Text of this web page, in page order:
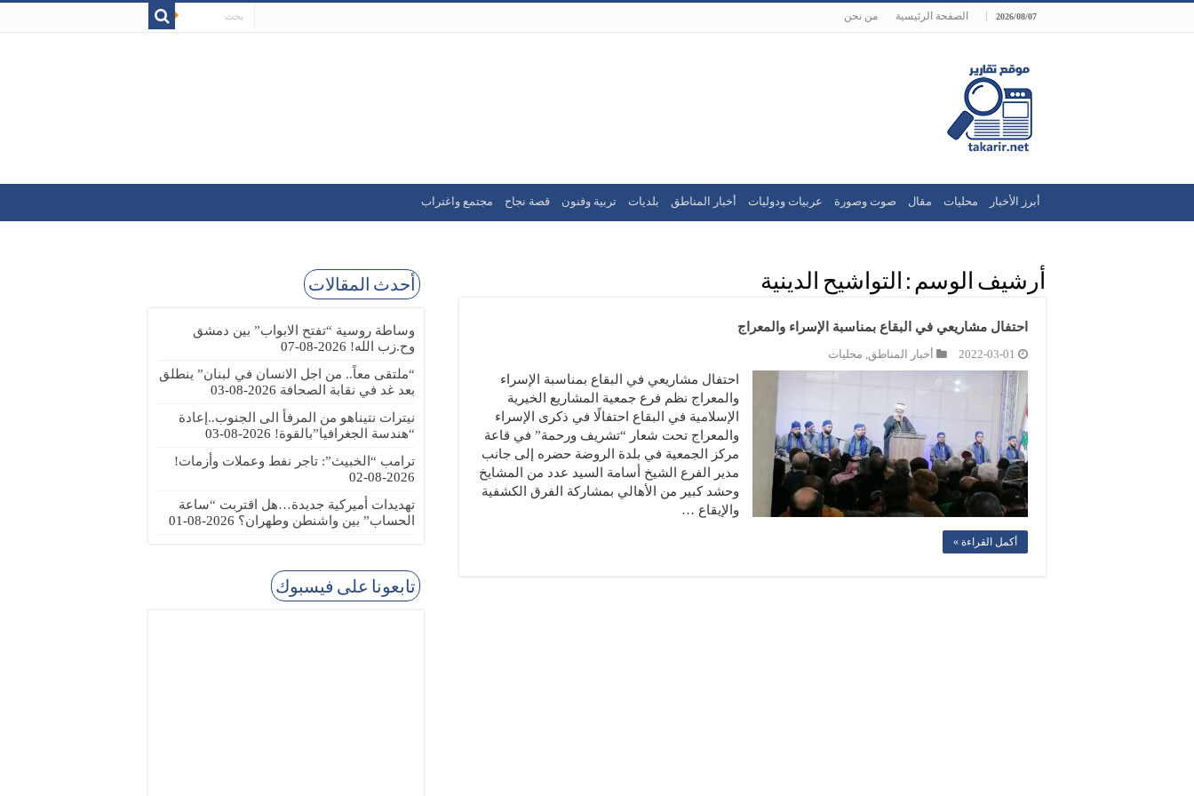
2026/08/07 الصفحة الرئيسية من نحن
أبرز الأخبار محليات مقال صوت وصورة عربيات ودوليات أخبار المناطق بلديات تربية وفنون قصة نجاح مجتمع واغتراب
أرشيف الوسم : التواشيح الدينية
احتفال مشاريعي في البقاع بمناسبة الإسراء والمعراج
2022-03-01 أخبار المناطق, محليات
احتفال مشاريعي في البقاع بمناسبة الإسراء
والمعراج نظم فرع جمعية المشاريع الخيرية
الإسلامية في البقاع احتفالًا في ذكرى الإسراء
والمعراج تحت شعار “تشريف ورحمة” في قاعة
مركز الجمعية في بلدة الروضة حضره إلى جانب
مدير الفرع الشيخ أسامة السيد عدد من المشايخ
وحشد كبير من الأهالي بمشاركة الفرق الكشفية
والإيقاع …
أكمل القراءة »
أحدث المقالات
وساطة روسية “تفتح الابواب” بين دمشق
وح.زب الله! 2026-08-07
“ملتقى معاً.. من اجل الانسان في لبنان” ينطلق
بعد غد في نقابة الصحافة 2026-08-03
نيترات نتيناهو من المرفأ الى الجنوب..إعادة
“هندسة الجغرافيا”بالقوة! 2026-08-03
ترامب “الخبيث”: تاجر نفط وعملات وأزمات!
2026-08-02
تهديدات أميركية جديدة…هل اقتربت “ساعة
الحساب” بين واشنطن وطهران؟ 2026-08-01
تابعونا على فيسبوك